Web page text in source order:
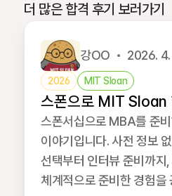
더 많은 합격 후기 보러가기
강OO 2026. 4.
2026 MIT Sloan
스폰으로 MIT Sloan
스폰서십으로 MBA를 준
이야기입니다. 사전 정보
선택부터 인터뷰 준비까지
체계적으로 준비한 경험을